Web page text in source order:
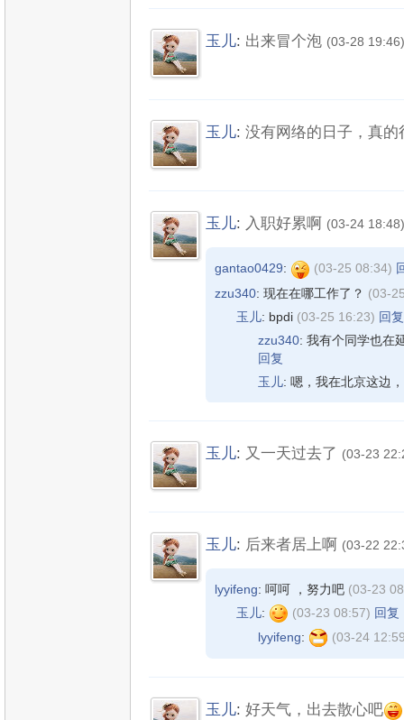
玉儿: 出来冒个泡 (03-28 19:46)
玉儿: 没有网络的日子，真的
玉儿: 入职好累啊 (03-24 18:48)
gantao0429: (03-25 08:34)
zzu340: 现在在哪工作了？ (03-
玉儿: bpdi (03-25 16:23) 回复
zzu340: 我有个同学也在
回复
玉儿: 嗯，我在北京这边
玉儿: 又一天过去了 (03-23
玉儿: 后来者居上啊 (03-22
lyyifeng: 呵呵 ，努力吧 (03-23
玉儿: (03-23 08:57) 回复
lyyifeng: (03-24
玉儿: 好天气，出去散心吧